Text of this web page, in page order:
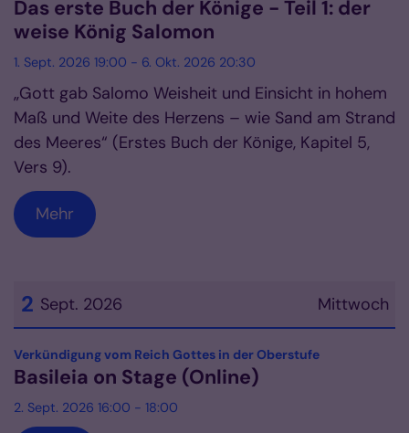
Das erste Buch der Könige - Teil 1: der
weise König Salomon
1. Sept. 2026 19:00 - 6. Okt. 2026 20:30
„Gott gab Salomo Weisheit und Einsicht in hohem
Maß und Weite des Herzens – wie Sand am Strand
des Meeres“ (Erstes Buch der Könige, Kapitel 5,
Vers 9).
Mehr
Mittwoch
2 Sept. 2026
Datum: 2. September 2026
Verkündigung vom Reich Gottes in der Oberstufe:
Basileia on Stage (Online)
2. Sept. 2026 16:00 - 18:00